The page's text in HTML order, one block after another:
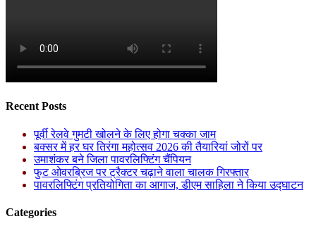
Recent Posts
पूर्वी रेलवे गुमटी खोलने के लिए होगा चक्का जाम
बक्सर में हर घर तिरंगा महोत्सव 2026 की तैयारियां जोरों पर
उमाशंकर बने जिला पावरलिफ्टिंग चैंपियन
फुट ओवरब्रिज पर ट्रैक्टर चढ़ाने वाला चालक गिरफ्तार
पावरलिफ्टिंग प्रतियोगिता का आगाज, डीएम साहिला ने किया उद्घाटन
Categories